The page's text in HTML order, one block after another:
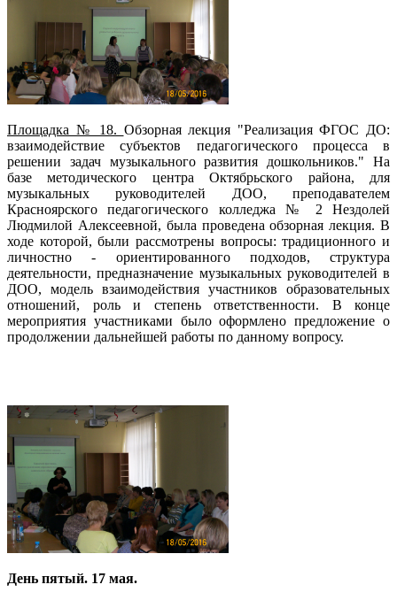
Площадка № 18. Обзорная лекция "Реализация ФГОС ДО:
взаимодействие субъектов педагогического процесса в
решении задач музыкального развития дошкольников." На
базе методического центра Октябрьского района, для
музыкальных руководителей ДОО, преподавателем
Красноярского педагогического колледжа № 2 Нездолей
Людмилой Алексеевной, была проведена обзорная лекция. В
ходе которой, были рассмотрены вопросы: традиционного и
личностно - ориентированного подходов, структура
деятельности, предназначение музыкальных руководителей в
ДОО, модель взаимодействия участников образовательных
отношений, роль и степень ответственности. В конце
мероприятия участниками было оформлено предложение о
продолжении дальнейшей работы по данному вопросу.
День пятый. 17 мая.